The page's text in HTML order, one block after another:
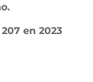
en 2023